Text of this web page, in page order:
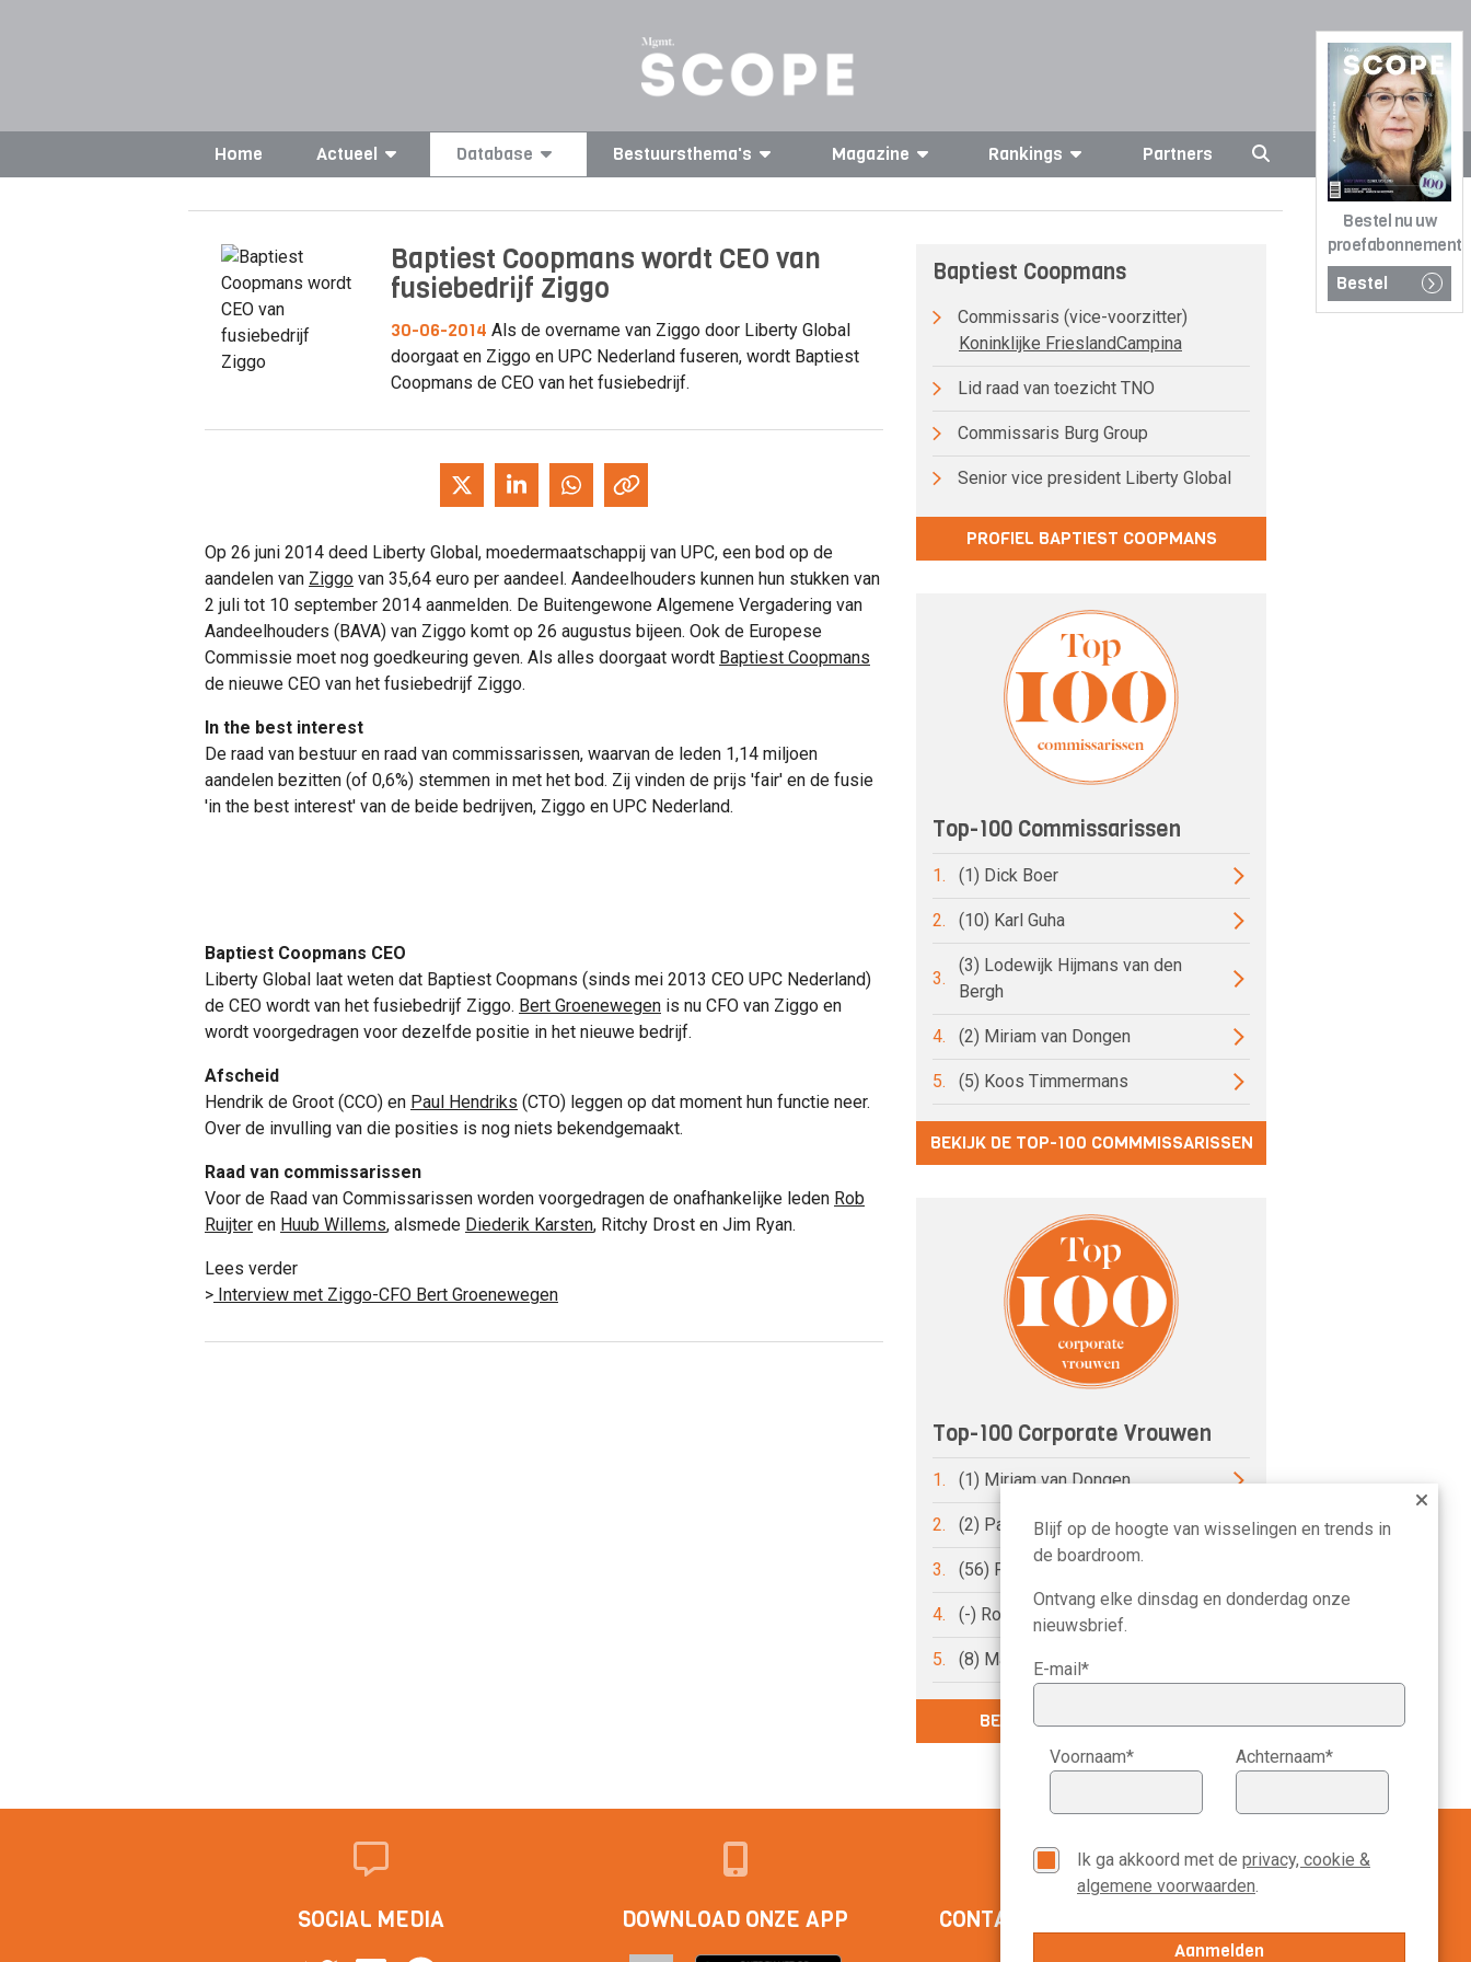
Bestel nu uw
proefabonnement
Bestel
Home Actueel Database Bestuursthema's Magazine Rankings Partners
Baptiest Coopmans wordt CEO van
fusiebedrijf Ziggo
30-06-2014 Als de overname van Ziggo door Liberty Global
doorgaat en Ziggo en UPC Nederland fuseren, wordt Baptiest
Coopmans de CEO van het fusiebedrijf.
Op 26 juni 2014 deed Liberty Global, moedermaatschappij van UPC, een bod op de
aandelen van Ziggo van 35,64 euro per aandeel. Aandeelhouders kunnen hun stukken van
2 juli tot 10 september 2014 aanmelden. De Buitengewone Algemene Vergadering van
Aandeelhouders (BAVA) van Ziggo komt op 26 augustus bijeen. Ook de Europese
Commissie moet nog goedkeuring geven. Als alles doorgaat wordt Baptiest Coopmans
de nieuwe CEO van het fusiebedrijf Ziggo.
In the best interest
De raad van bestuur en raad van commissarissen, waarvan de leden 1,14 miljoen
aandelen bezitten (of 0,6%) stemmen in met het bod. Zij vinden de prijs 'fair' en de fusie
'in the best interest' van de beide bedrijven, Ziggo en UPC Nederland.
Baptiest Coopmans CEO
Liberty Global laat weten dat Baptiest Coopmans (sinds mei 2013 CEO UPC Nederland)
de CEO wordt van het fusiebedrijf Ziggo. Bert Groenewegen is nu CFO van Ziggo en
wordt voorgedragen voor dezelfde positie in het nieuwe bedrijf.
Afscheid
Hendrik de Groot (CCO) en Paul Hendriks (CTO) leggen op dat moment hun functie neer.
Over de invulling van die posities is nog niets bekendgemaakt.
Raad van commissarissen
Voor de Raad van Commissarissen worden voorgedragen de onafhankelijke leden Rob
Ruijter en Huub Willems, alsmede Diederik Karsten, Ritchy Drost en Jim Ryan.
Lees verder
> Interview met Ziggo-CFO Bert Groenewegen
Baptiest Coopmans
Commissaris (vice-voorzitter)
Koninklijke FrieslandCampina
Lid raad van toezicht TNO
Commissaris Burg Group
Senior vice president Liberty Global
PROFIEL BAPTIEST COOPMANS
Top-100 Commissarissen
1. (1) Dick Boer
2. (10) Karl Guha
3.
(3) Lodewijk Hijmans van den
Bergh
4. (2) Miriam van Dongen
5. (5) Koos Timmermans
BEKIJK DE TOP-100 COMMMISSARISSEN
Top-100 Corporate Vrouwen
1. (1) Miriam van Dongen
2. (2) Pauline van der Meer Mohr
3. (56) Petri Hofsté
4. (-) Roelien Ritsema van Eck
5. (8) Marike Bonhof
BEKIJK DE VOLLEDIGE LIJST
Blijf op de hoogte van wisselingen en trends in
de boardroom.
Ontvang elke dinsdag en donderdag onze
nieuwsbrief.
E-mail*
Voornaam* Achternaam*
Ik ga akkoord met de privacy, cookie &
algemene voorwaarden.
SOCIAL MEDIA DOWNLOAD ONZE APP CONTACT MANAGEMENT SCOPE